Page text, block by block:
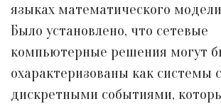
языках математического
Было установлено, что сетевые
компьютерные решения могут
охарактеризованы как системы с
дискретными событиями,